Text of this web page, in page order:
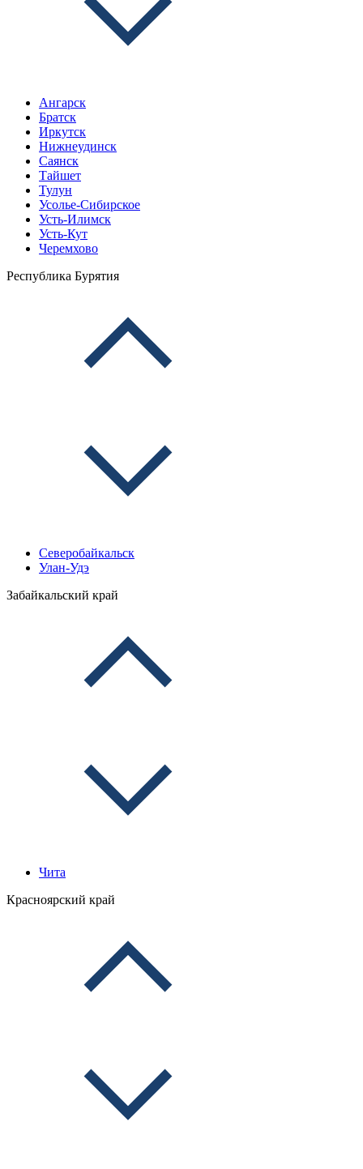
Ангарск
Братск
Иркутск
Нижнеудинск
Саянск
Тайшет
Тулун
Усолье-Сибирское
Усть-Илимск
Усть-Кут
Черемхово
Республика Бурятия
Северобайкальск
Улан-Удэ
Забайкальский край
Чита
Красноярский край